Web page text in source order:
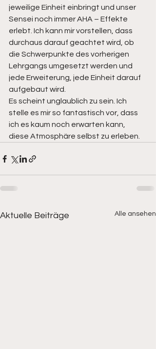
jeweilige Einheit einbringt und unser
Sensei noch immer AHA – Effekte
erlebt. Ich kann mir vorstellen, dass
durchaus darauf geachtet wird, ob
die Schwerpunkte des vorherigen
Lehrgangs umgesetzt werden und
jede Erweiterung, jede Einheit darauf
aufgebaut wird.
Es scheint unglaublich zu sein. Ich
stelle es mir so fantastisch vor, dass
ich es kaum noch erwarten kann,
diese Atmosphäre selbst zu erleben.
Aktuelle Beiträge Alle ansehen